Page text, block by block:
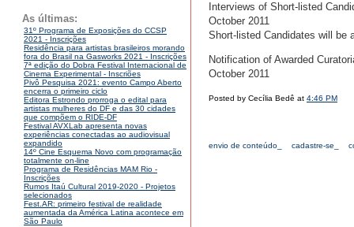
As últimas:
31º Programa de Exposições do CCSP
2021 - Inscrições
Residência para artistas brasileiros morando
fora do Brasil na Gasworks 2021 - Inscrições
7ª edição do Dobra Festival Internacional de
Cinema Experimental - Inscriões
Pivô Pesquisa 2021: evento Campo Aberto
encerra o primeiro ciclo
Editora Estrondo prorroga o edital para
artistas mulheres do DF e das 30 cidades
que compõem o RIDE-DF
Festival AVXLab apresenta novas
experiências conectadas ao audiovisual
expandido
14º Cine Esquema Novo com programação
totalmente on-line
Programa de Residências MAM Rio -
Inscrições
Rumos Itaú Cultural 2019-2020 - Projetos
selecionados
Fest.AR: primeiro festival de realidade
aumentada da América Latina acontece em
São Paulo
Interviews of Short-listed
October 2011
Short-listed Candidates will be
Notification of Awarded
October 2011
Posted by Cecília Bedê at 4:46 PM
envio de conteúdo_ cadastre-se_